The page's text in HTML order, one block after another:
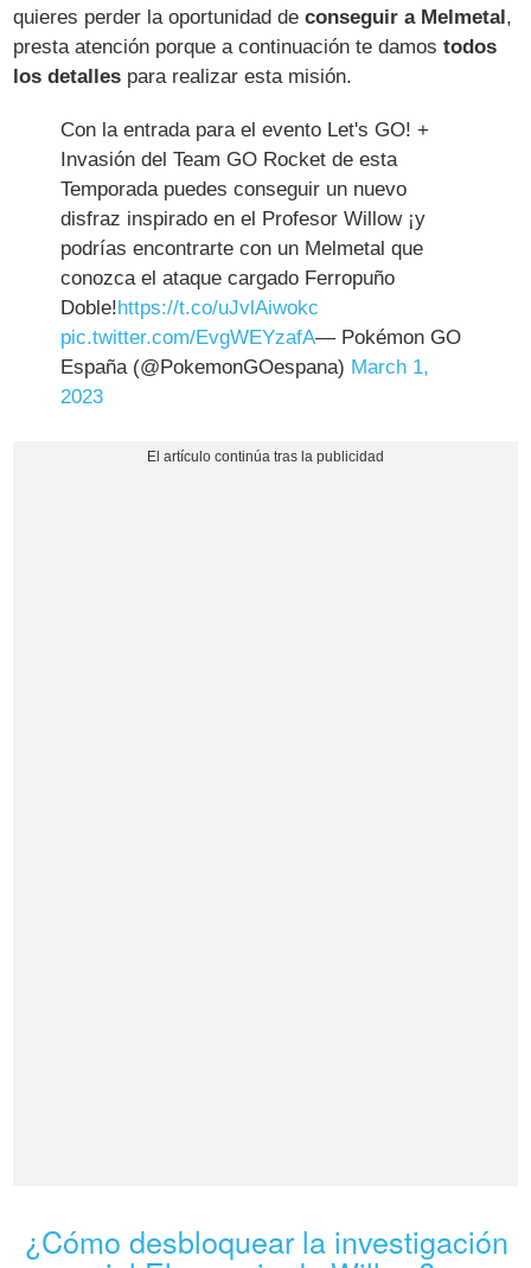
quieres perder la oportunidad deconseguir a Melmetal,
presta atención porque a continuación te damostodos
los detalles para realizar esta misión.
Con la entrada para el evento Let's GO! +
Invasión del Team GO Rocket de esta
Temporada puedes conseguir un nuevo
disfraz inspirado en el Profesor Willow ¡y
podrías encontrarte con un Melmetal que
conozca el ataque cargado Ferropuño
Doble!https://t.co/uJvlAiwokc
pic.twitter.com/EvgWEYzafA— Pokémon GO
España (@PokemonGOespana) March 1,
2023
¿Cómo desbloquear la investigación